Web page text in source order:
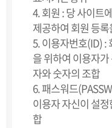
4. 회원 : 당 사이트
제공하여 회원 등록
5. 이용자번호(ID) :
을 위하여 이용자
자와 숫자의 조합
6. 패스워드
이용자 자신이 설
합